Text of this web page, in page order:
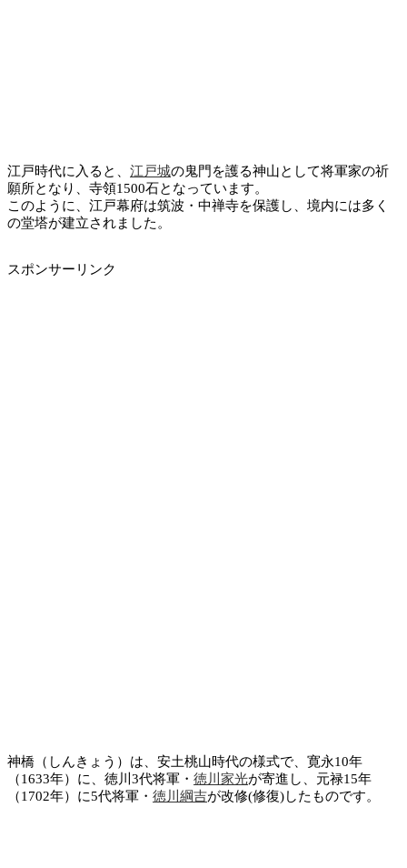
江戸時代に入ると、 江戸城の鬼門を護る神山として将軍家の祈
願所となり、寺領1500石となっています。
このように、江戸幕府は筑波・中禅寺を保護し、境内には多く
の堂塔が建立されました。
スポンサーリンク
神橋（しんきょう）は、安土桃山時代の様式で、寛永10年
（1633年）に、徳川3代将軍・ 徳川家光が寄進し、元禄15年
（1702年）に5代将軍・ 徳川綱吉が改修(修復)したものです。